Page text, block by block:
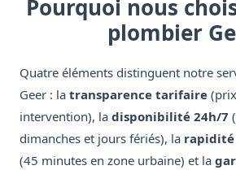
Pourquoi nous
plombier
Quatre éléments distinguent notre
Geer : la transparence tarifaire
intervention), la disponibilité 24h/7
dimanches et jours fériés), la
(45 minutes en zone urbaine) et la